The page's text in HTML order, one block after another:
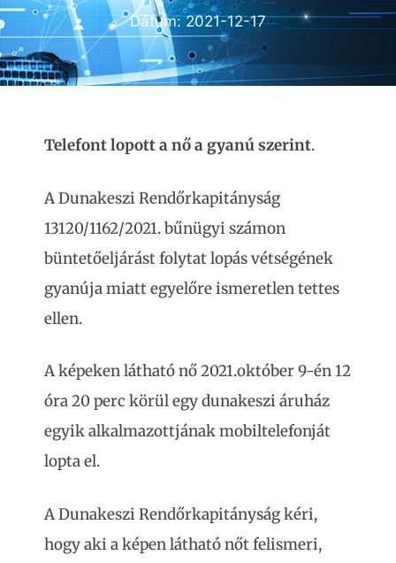
Dátum:2021-12-17
Telefont lopott a nő a gyanú szerint.
A Dunakeszi Rendőrkapitányság
13120/1162/2021. bűnügyi számon
büntetőeljárást folytat lopás vétségének
gyanúja miatt egyelőre ismeretlen tettes
ellen.
A képeken látható nő 2021.október 9-én 12
óra 20 perc körül egy dunakeszi áruház
egyik alkalmazottjának mobiltelefonját
lopta el.
A Dunakeszi Rendőrkapitányság kéri,
hogy aki a képen látható nőt felismeri,